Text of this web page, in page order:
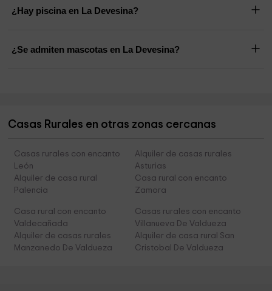
¿Hay piscina en La Devesina?
¿Se admiten mascotas en La Devesina?
Casas Rurales en otras zonas cercanas
Casas rurales con encanto
León
Alquiler de casas rurales
Asturias
Alquiler de casa rural
Palencia
Casa rural con encanto
Zamora
Casa rural con encanto
Valdecañada
Casas rurales con encanto
Villanueva De Valdueza
Alquiler de casas rurales
Manzanedo De Valdueza
Alquiler de casa rural San
Cristobal De Valdueza